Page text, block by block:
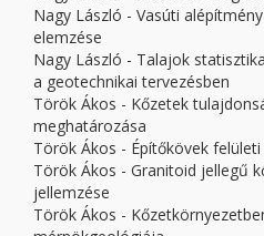
Nagy László - Vasúti
elemzése
Nagy László - Talajok
a geotechnikai tervezésben
Török Ákos - Kőzetek
meghatározása
Török Ákos - Építőkövek felületi
Török Ákos - Granitoid jellegű
jellemzése
Török Ákos -